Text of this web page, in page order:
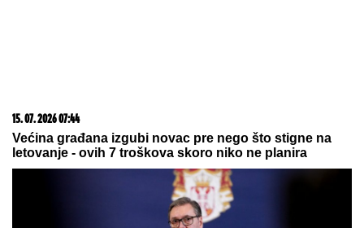
15. 07. 2026 07:44
Većina građana izgubi novac pre nego što stigne na
letovanje - ovih 7 troškova skoro niko ne planira